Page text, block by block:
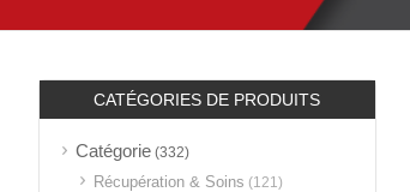
CATÉGORIES DE PRODUITS
Catégorie (332)
Récupération & Soins (121)